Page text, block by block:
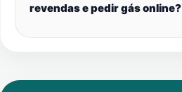
revendas e pedir gás online?